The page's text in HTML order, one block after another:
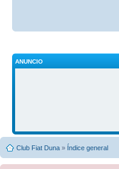
ANUNCIO
Club Fiat Duna » Índice general